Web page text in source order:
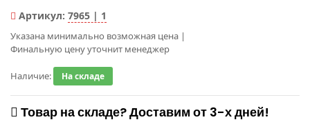
Артикул: 7965 | 1
Указана минимально возможная цена |
Финальную цену уточнит менеджер
Наличие: На складе
Товар на складе? Доставим от 3-х дней!